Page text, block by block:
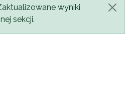
wyniki
sekcji.